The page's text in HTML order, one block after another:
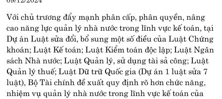
Với chủ trương đẩy mạnh phân cấp, phân quyền, nâng
cao năng lực quản lý nhà nước trong lĩnh vực kế toán, tại
Dự án Luật sửa đổi, bổ sung một số điều của Luật Chứng
khoán; Luật Kế toán; Luật Kiểm toán độc lập; Luật Ngân
sách Nhà nước; Luật Quản lý, sử dụng tài sả công; Luật
Quản lý thuế; Luật Dữ trữ Quốc gia (Dự án 1 luật sửa 7
luật), Bộ Tài chính đề xuất quy định rõ hơn chức năng,
nhiệm vụ quản lý nhà nước trong lĩnh vực kế toán của